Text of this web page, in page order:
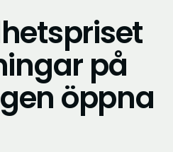
på
öppna